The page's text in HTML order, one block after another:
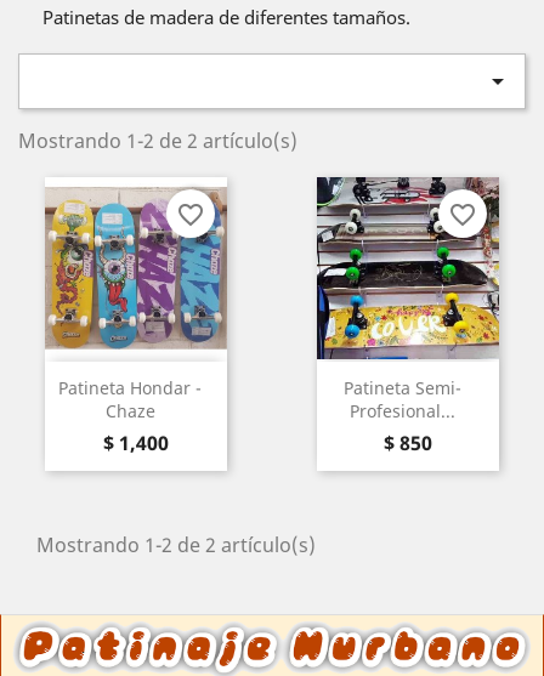
Patinetas de madera de diferentes tamaños.

Mostrando 1-2 de 2 artículo(s)
Patineta Hondar -
Chaze
Precio
$ 1,400
favorite_border
Patineta Semi-
Profesional...
Precio
$ 850
favorite_border
Mostrando 1-2 de 2 artículo(s)